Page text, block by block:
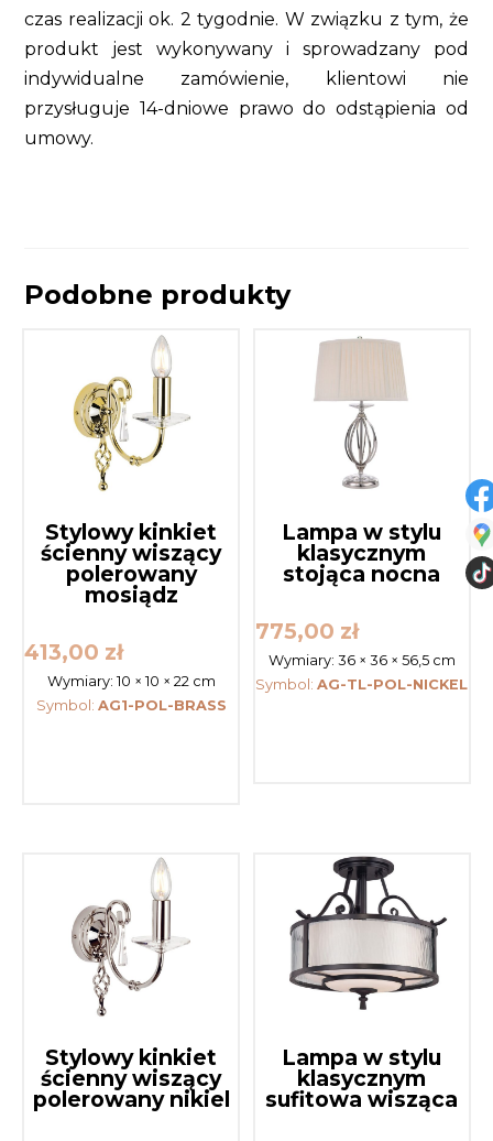
czas realizacji ok. 2 tygodnie. W związku z tym, że
produkt jest wykonywany i sprowadzany pod
indywidualne zamówienie, klientowi nie
przysługuje 14-dniowe prawo do odstąpienia od
umowy.
Podobne produkty
Stylowy kinkiet
ścienny wiszący
polerowany
mosiądz
413,00 zł
Wymiary: 10 × 10 × 22 cm
Symbol: AG1-POL-BRASS
Lampa w stylu
klasycznym
stojąca nocna
775,00 zł
Wymiary: 36 × 36 × 56,5 cm
Symbol:AG-TL-POL-NICKEL
Stylowy kinkiet
ścienny wiszący
polerowany nikiel
Lampa w stylu
klasycznym
sufitowa wisząca